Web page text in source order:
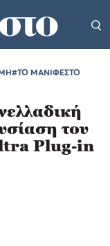
#ΤΟ ΜΑΝΙΦΕΣΤΟ
του
Plug-in